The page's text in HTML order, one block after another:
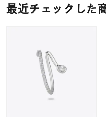
最近チェックした